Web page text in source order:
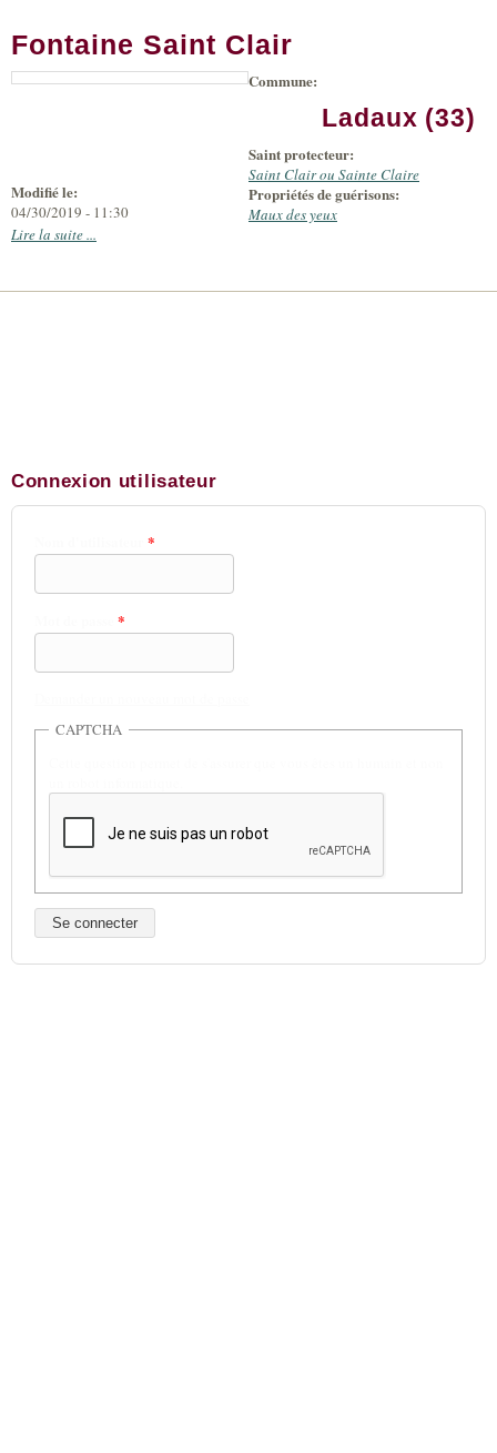
Fontaine Saint Clair
Modifié le:
04/30/2019 - 11:30
Commune:
Ladaux (33)
Saint protecteur:
Saint Clair ou Sainte Claire
Propriétés de guérisons:
Maux des yeux
Lire la suite ...
Connexion utilisateur
*
*
CAPTCHA